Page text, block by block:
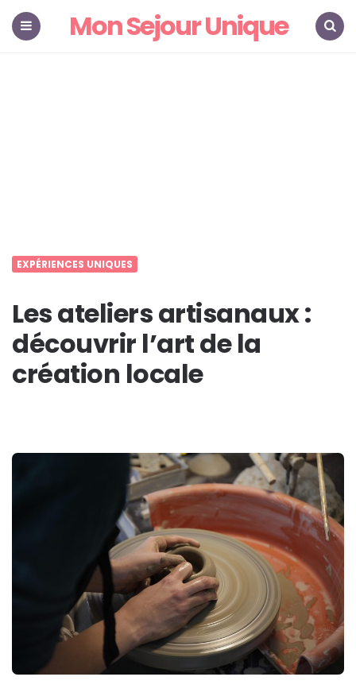
Mon Sejour Unique
EXPÉRIENCES UNIQUES
Les ateliers artisanaux :
découvrir l’art de la
création locale